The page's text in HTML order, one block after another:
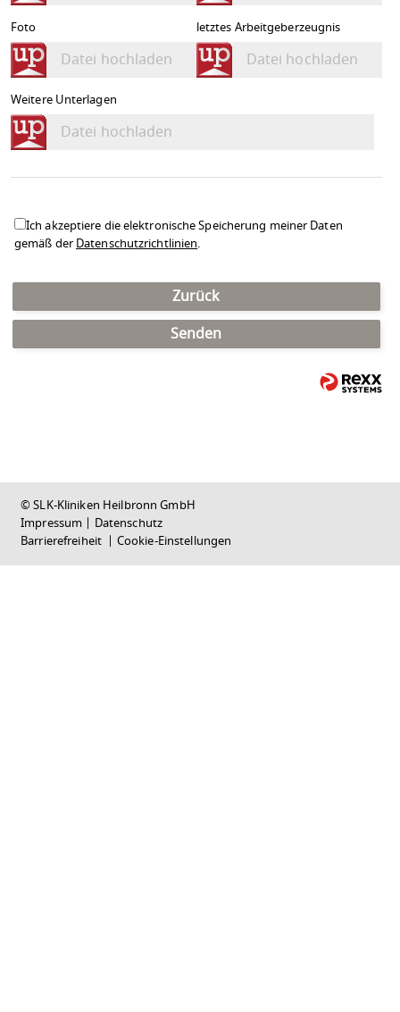
Foto
Datei hochladen
letztes Arbeitgeberzeugnis
Datei hochladen
Weitere Unterlagen
Datei hochladen
Ich akzeptiere die elektronische Speicherung meiner Daten
gemäß derDatenschutzrichtlinien.
Zurück
Senden
© SLK-Kliniken Heilbronn GmbH
Impressum | Datenschutz
Barrierefreiheit | Cookie-Einstellungen